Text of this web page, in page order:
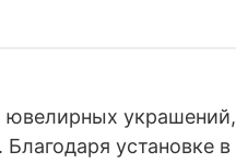
ювелирных украшений,
установке в